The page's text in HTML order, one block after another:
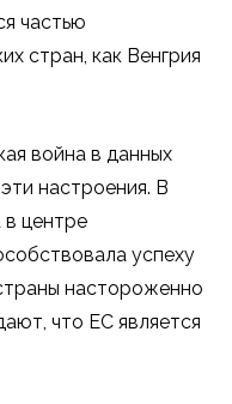
частью
стран, как Венгрия
война в данных
настроения. В
центре
успеху
настороженно
что ЕС является